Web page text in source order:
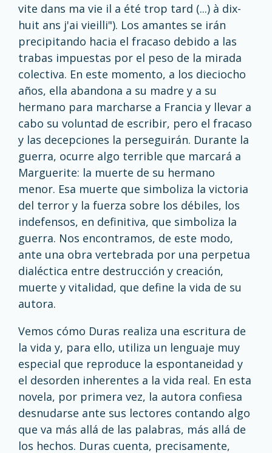
vite dans ma vie il a été trop tard (...) à dix-
huit ans j'ai vieilli"). Los amantes se irán
precipitando hacia el fracaso debido a las
trabas impuestas por el peso de la mirada
colectiva. En este momento, a los dieciocho
años, ella abandona a su madre y a su
hermano para marcharse a Francia y llevar a
cabo su voluntad de escribir, pero el fracaso
y las decepciones la perseguirán. Durante la
guerra, ocurre algo terrible que marcará a
Marguerite: la muerte de su hermano
menor. Esa muerte que simboliza la victoria
del terror y la fuerza sobre los débiles, los
indefensos, en definitiva, que simboliza la
guerra. Nos encontramos, de este modo,
ante una obra vertebrada por una perpetua
dialéctica entre destrucción y creación,
muerte y vitalidad, que define la vida de su
autora.
Vemos cómo Duras realiza una escritura de
la vida y, para ello, utiliza un lenguaje muy
especial que reproduce la espontaneidad y
el desorden inherentes a la vida real. En esta
novela, por primera vez, la autora confiesa
desnudarse ante sus lectores contando algo
que va más allá de las palabras, más allá de
los hechos. Duras cuenta, precisamente,